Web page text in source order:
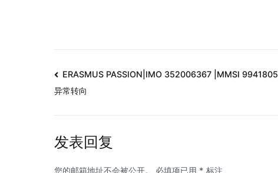
ERASMUS PASSION|IMO 352006367 |MMSI 9941805
异常转向
发表回复
您的邮箱地址不会被公开。 必填项已用 * 标注